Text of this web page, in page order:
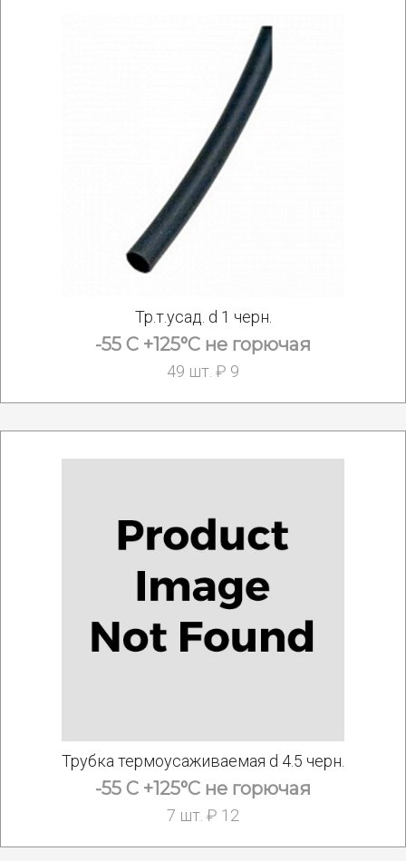
Тр.т.усад. d 1 черн.
-55 С +125°С не горючая
49 шт. ₽ 9
Трубка термоусаживаемая d 4.5 черн.
-55 С +125°С не горючая
7 шт. ₽ 12